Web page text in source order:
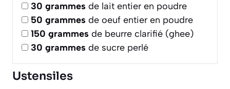
30 grammes de lait entier en poudre
50 grammes de oeuf entier en poudre
150 grammes de beurre clarifié (ghee)
30 grammes de sucre perlé
Ustensiles